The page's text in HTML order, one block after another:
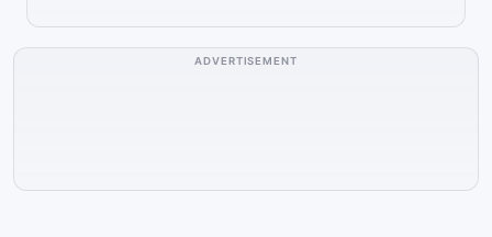
ADVERTISEMENT